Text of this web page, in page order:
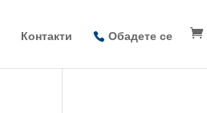
Контакти Обадете се